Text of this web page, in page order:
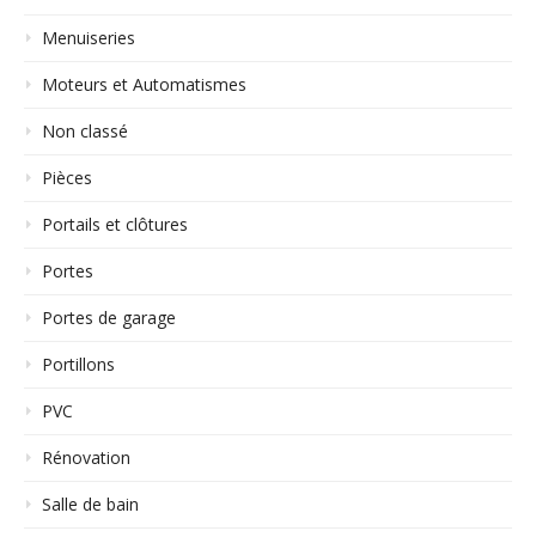
Menuiseries
Moteurs et Automatismes
Non classé
Pièces
Portails et clôtures
Portes
Portes de garage
Portillons
PVC
Rénovation
Salle de bain